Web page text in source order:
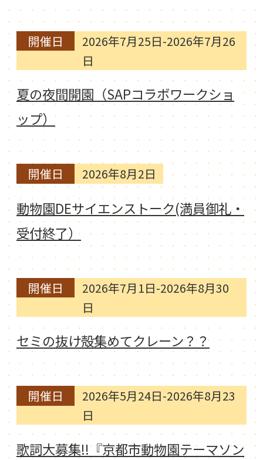
開催日
2026年7月25日-2026年7月26
日
夏の夜間開園（SAPコラボワークショ
ップ）
開催日 2026年8月2日
動物園DEサイエンストーク(満員御礼・
受付終了）
開催日
2026年7月1日-2026年8月30
日
セミの抜け殻集めてクレーン？？
開催日
2026年5月24日-2026年8月23
日
歌詞大募集!!『京都市動物園テーマソン